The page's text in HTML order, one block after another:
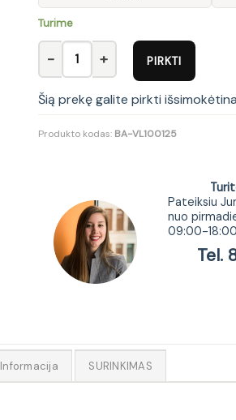
Turime
produkto kiekis: Komplektas 140
PIRKTI
Šią prekę galite pirkti
Produkto kodas: BA-VL100125
Pateiksiu
nuo
09:00-
Tel. 8
Informacija SURINKIMAS